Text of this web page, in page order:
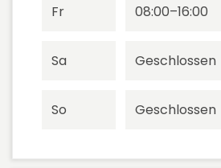
Fr 08:00–16:00
Sa Geschlossen
So Geschlossen